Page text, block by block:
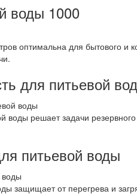
воды 1000
оптимальна для бытового
для питьевой
воды решает задачи
питьевой воды
защищает от перегрева и